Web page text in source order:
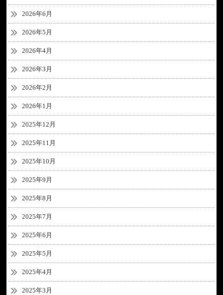
2026年6月
2026年5月
2026年4月
2026年3月
2026年2月
2026年1月
2025年12月
2025年11月
2025年10月
2025年9月
2025年8月
2025年7月
2025年6月
2025年5月
2025年4月
2025年3月